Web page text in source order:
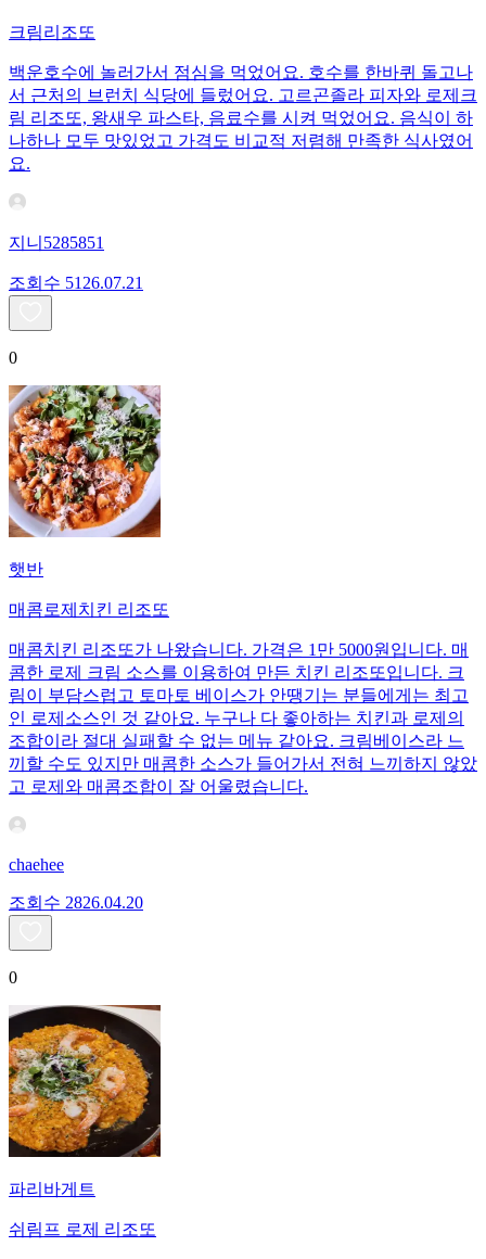
크림리조또
백운호수에 놀러가서 점심을 먹었어요. 호수를 한바퀴 돌고나
서 근처의 브런치 식당에 들렀어요. 고르곤졸라 피자와 로제크
림 리조또, 왕새우 파스타, 음료수를 시켜 먹었어요. 음식이 하
나하나 모두 맛있었고 가격도 비교적 저렴해 만족한 식사였어
요.
지니5285851
조회수 51 26.07.21
0
햇반
매콤로제치킨 리조또
매콤치킨 리조또가 나왔습니다. 가격은 1만 5000원입니다. 매
콤한 로제 크림 소스를 이용하여 만든 치킨 리조또입니다. 크
림이 부담스럽고 토마토 베이스가 안땡기는 분들에게는 최고
인 로제소스인 것 같아요. 누구나 다 좋아하는 치킨과 로제의
조합이라 절대 실패할 수 없는 메뉴 같아요. 크림베이스라 느
끼할 수도 있지만 매콤한 소스가 들어가서 전혀 느끼하지 않았
고 로제와 매콤조합이 잘 어울렸습니다.
chaehee
조회수 2826.04.20
0
파리바게트
쉬림프 로제 리조또